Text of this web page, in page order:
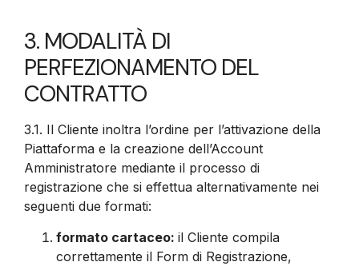
3. MODALITÀ DI
PERFEZIONAMENTO DEL
CONTRATTO
3.1. Il Cliente inoltra l’ordine per l’attivazione della
Piattaforma e la creazione dell’Account
Amministratore mediante il processo di
registrazione che si effettua alternativamente nei
seguenti due formati:
formato cartaceo: il Cliente compila
correttamente il Form di Registrazione,